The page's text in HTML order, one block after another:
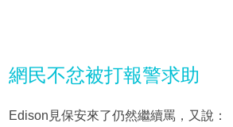
網民不忿被打報警求助
Edison見保安來了仍然繼續罵，又說：